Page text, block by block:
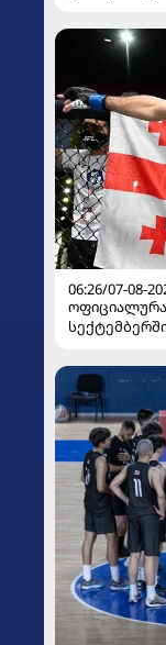
06:26/07-08-